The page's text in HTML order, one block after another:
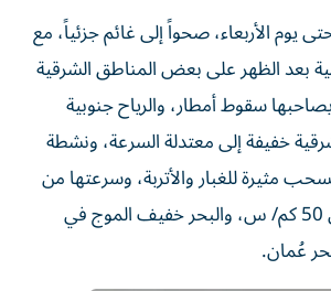
يوم الأربعاء، صحواً إلى غائم جزئياً، مع
بعد الظهر على بعض المناطق الشرقية
يصاحبها سقوط أمطار، والرياح جنوبية
خفيفة إلى معتدلة السرعة، ونشطة
مثيرة للغبار والأتربة، وسرعتها من
15 إلى 30 تصل إلى 50 كم/ س، والبحر خفيف الموج في
عُمان.